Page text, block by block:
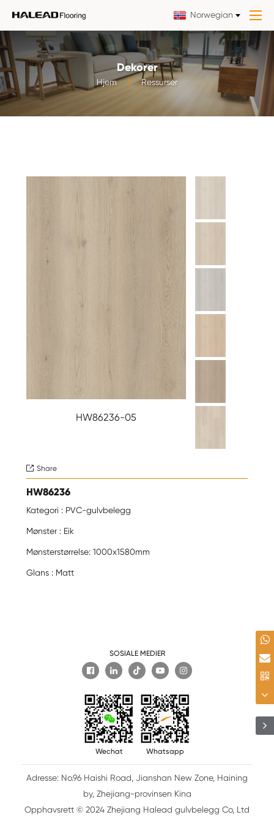
Norwegian
Dekorer
Hjem Ressurser
HW86236-05
 Share
HW86236
Kategori : PVC-gulvbelegg
Mønster : Eik
Mønsterstørrelse: 1000x1580mm
Glans : Matt
SOSIALE MEDIER

Wechat Whatsapp
Adresse: No.96 Haishi Road, Jianshan New Zone, Haining
by, Zhejiang-provinsen Kina
Opphavsrett © 2024 Zhejiang Halead gulvbelegg Co, Ltd